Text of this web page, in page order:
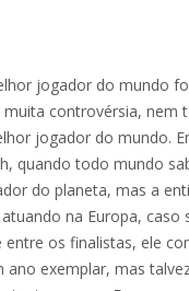
jogador do mundo
muita controvérsia, nem
jogador do mundo.
quando todo mundo
do planeta, mas a
na Europa, caso
entre os finalistas, ele
exemplar, mas